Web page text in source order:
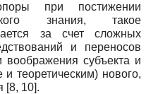
при постижении
знания, такое
за счет сложных
и переносов
субъекта и
теоретическим) нового,
[8, 10].